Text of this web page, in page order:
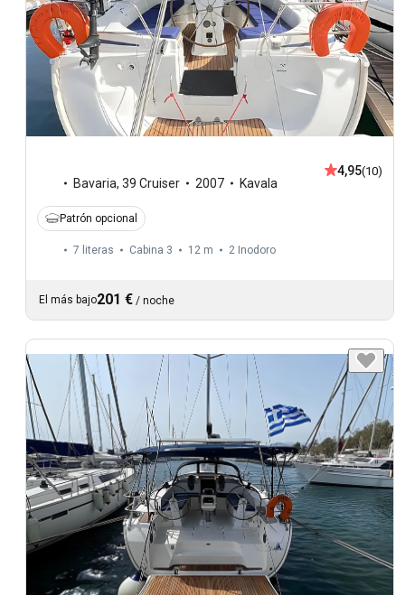
Bavaria, 39 Cruiser 2007 Kavala
4,95(10)
Patrón opcional
7 literas Cabina 3 12 m 2 Inodoro
El más bajo201 € / noche